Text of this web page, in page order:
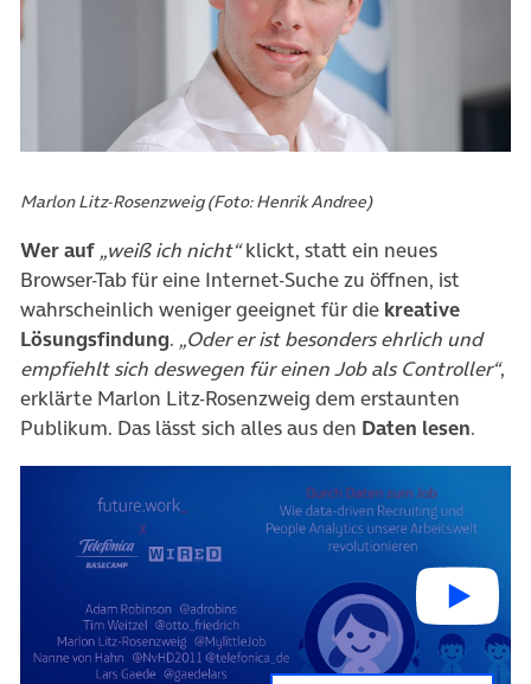
Marlon Litz-Rosenzweig (Foto: Henrik Andree)
Wer auf „weiß ich nicht“klickt, statt ein neues
Browser-Tab für eine Internet-Suche zu öffnen, ist
wahrscheinlich weniger geeignet für die kreative
Lösungsfindung. „Oder er ist besonders ehrlich und
empfiehlt sich deswegen für einen Job als Controller“,
erklärte Marlon Litz-Rosenzweig dem erstaunten
Publikum. Das lässt sich alles aus den Daten lesen.